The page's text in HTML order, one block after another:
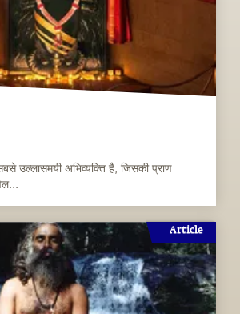
उल्लासमयी अभिव्यक्ति है, जिसकी प्राण
Article